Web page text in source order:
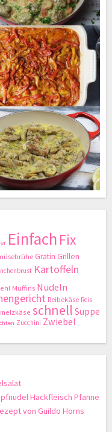
Einfach Fix
Gratin Grillen
Kartoffeln
Muffins Nudeln
Reibekäse Reis
schnell Suppe
Zucchini Zwiebel
Hackfleisch Pfanne
von Guildo Horns